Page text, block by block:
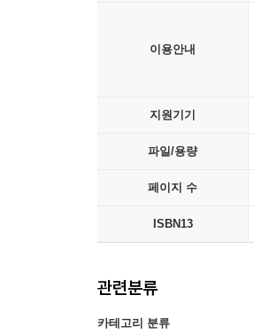
이용안내
지원기기
파일/용량
페이지 수
ISBN13
관련분류
카테고리 분류